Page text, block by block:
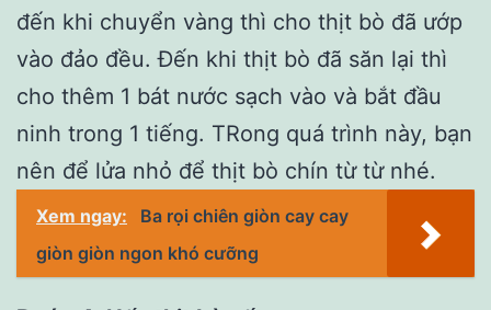
đến khi chuyển vàng thì cho thịt bò đã ướp
vào đảo đều. Đến khi thịt bò đã săn lại thì
cho thêm 1 bát nước sạch vào và bắt đầu
ninh trong 1 tiếng. TRong quá trình này, bạn
nên để lửa nhỏ để thịt bò chín từ từ nhé.
Xem ngay:
Ba rọi chiên giòn cay cay
giòn giòn ngon khó cưỡng